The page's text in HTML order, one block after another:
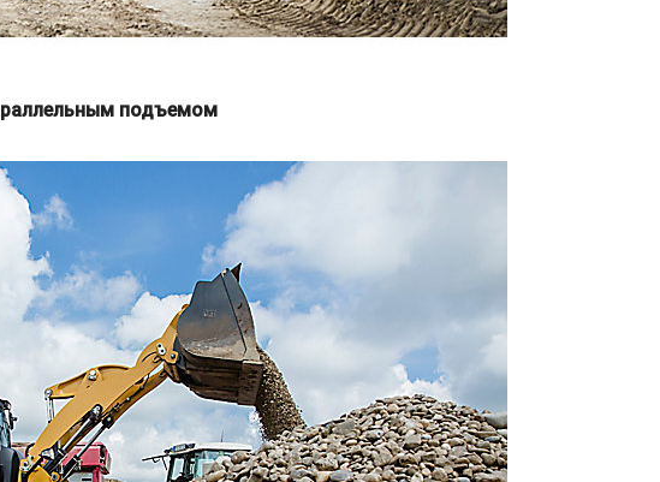
подъемом